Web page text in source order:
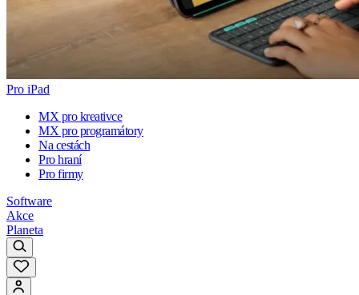
Pro iPad
MX pro kreativce
MX pro programátory
Na cestách
Pro hraní
Pro firmy
Software
Akce
Planeta